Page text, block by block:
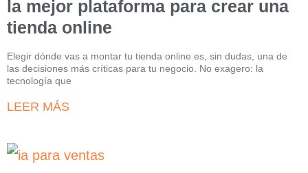
la mejor plataforma para crear una
tienda online
Elegir dónde vas a montar tu tienda online es, sin dudas, una de
las decisiones más críticas para tu negocio. No exagero: la
tecnología que
LEER MÁS